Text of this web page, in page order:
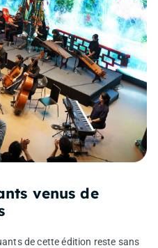
venus de
de cette édition reste sans